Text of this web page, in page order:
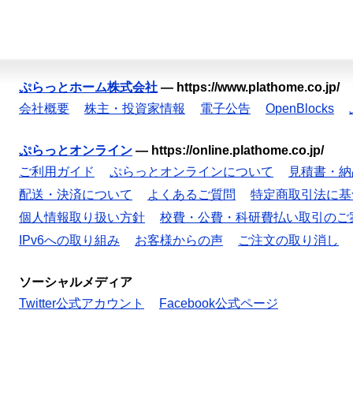
ぷらっとホーム株式会社 — https://www.plathome.co.jp/
会社概要
株主・投資家情報 電子公告 OpenBlocks
ぷらっとオンライン — https://online.plathome.co.jp/
ご利用ガイド
ぷらっとオンラインについて
見積書・
配送・決済について
よくあるご質問
特定商取引法に
個人情報取り扱い方針
校費・公費・科研費払い取引のご
IPv6への取り組み
お客様からの声 ご注文の取り消し
ソーシャルメディア
Twitter公式アカウント
Facebook公式ページ